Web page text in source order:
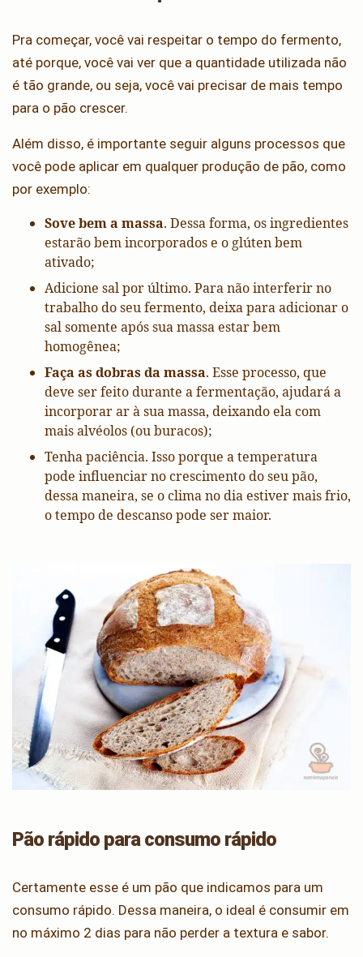
Pra começar, você vai respeitar o tempo do fermento,
até porque, você vai ver que a quantidade utilizada não
é tão grande, ou seja, você vai precisar de mais tempo
para o pão crescer.
Além disso, é importante seguir alguns processos que
você pode aplicar em qualquer produção de pão, como
por exemplo:
Sove bem a massa. Dessa forma, os ingredientes
estarão bem incorporados e o glúten bem
ativado;
Adicione sal por último. Para não interferir no
trabalho do seu fermento, deixa para adicionar o
sal somente após sua massa estar bem
homogênea;
Faça as dobras da massa. Esse processo, que
deve ser feito durante a fermentação, ajudará a
incorporar ar à sua massa, deixando ela com
mais alvéolos (ou buracos);
Tenha paciência. Isso porque a temperatura
pode influenciar no crescimento do seu pão,
dessa maneira, se o clima no dia estiver mais frio,
o tempo de descanso pode ser maior.
Pão rápido para consumo rápido
Certamente esse é um pão que indicamos para um
consumo rápido. Dessa maneira, o ideal é consumir em
no máximo 2 dias para não perder a textura e sabor.